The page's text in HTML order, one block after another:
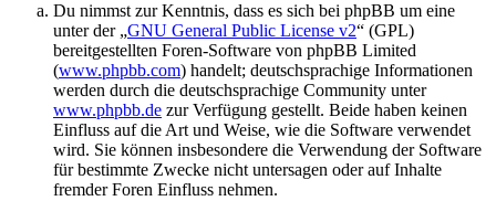
Du nimmst zur Kenntnis, dass es sich bei phpBB um eine
unter der „GNU General Public License v2“ (GPL)
bereitgestellten Foren-Software von phpBB Limited
(www.phpbb.com) handelt; deutschsprachige Informationen
werden durch die deutschsprachige Community unter
www.phpbb.de zur Verfügung gestellt. Beide haben keinen
Einfluss auf die Art und Weise, wie die Software verwendet
wird. Sie können insbesondere die Verwendung der Software
für bestimmte Zwecke nicht untersagen oder auf Inhalte
fremder Foren Einfluss nehmen.